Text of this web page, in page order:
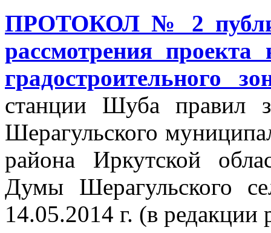
ПРОТОКОЛ № 2
рассмотрения
градостроительного
станции Шуба правил
Шерагульского
района Иркутской
Думы Шерагульского
14.05.2014 г. (в